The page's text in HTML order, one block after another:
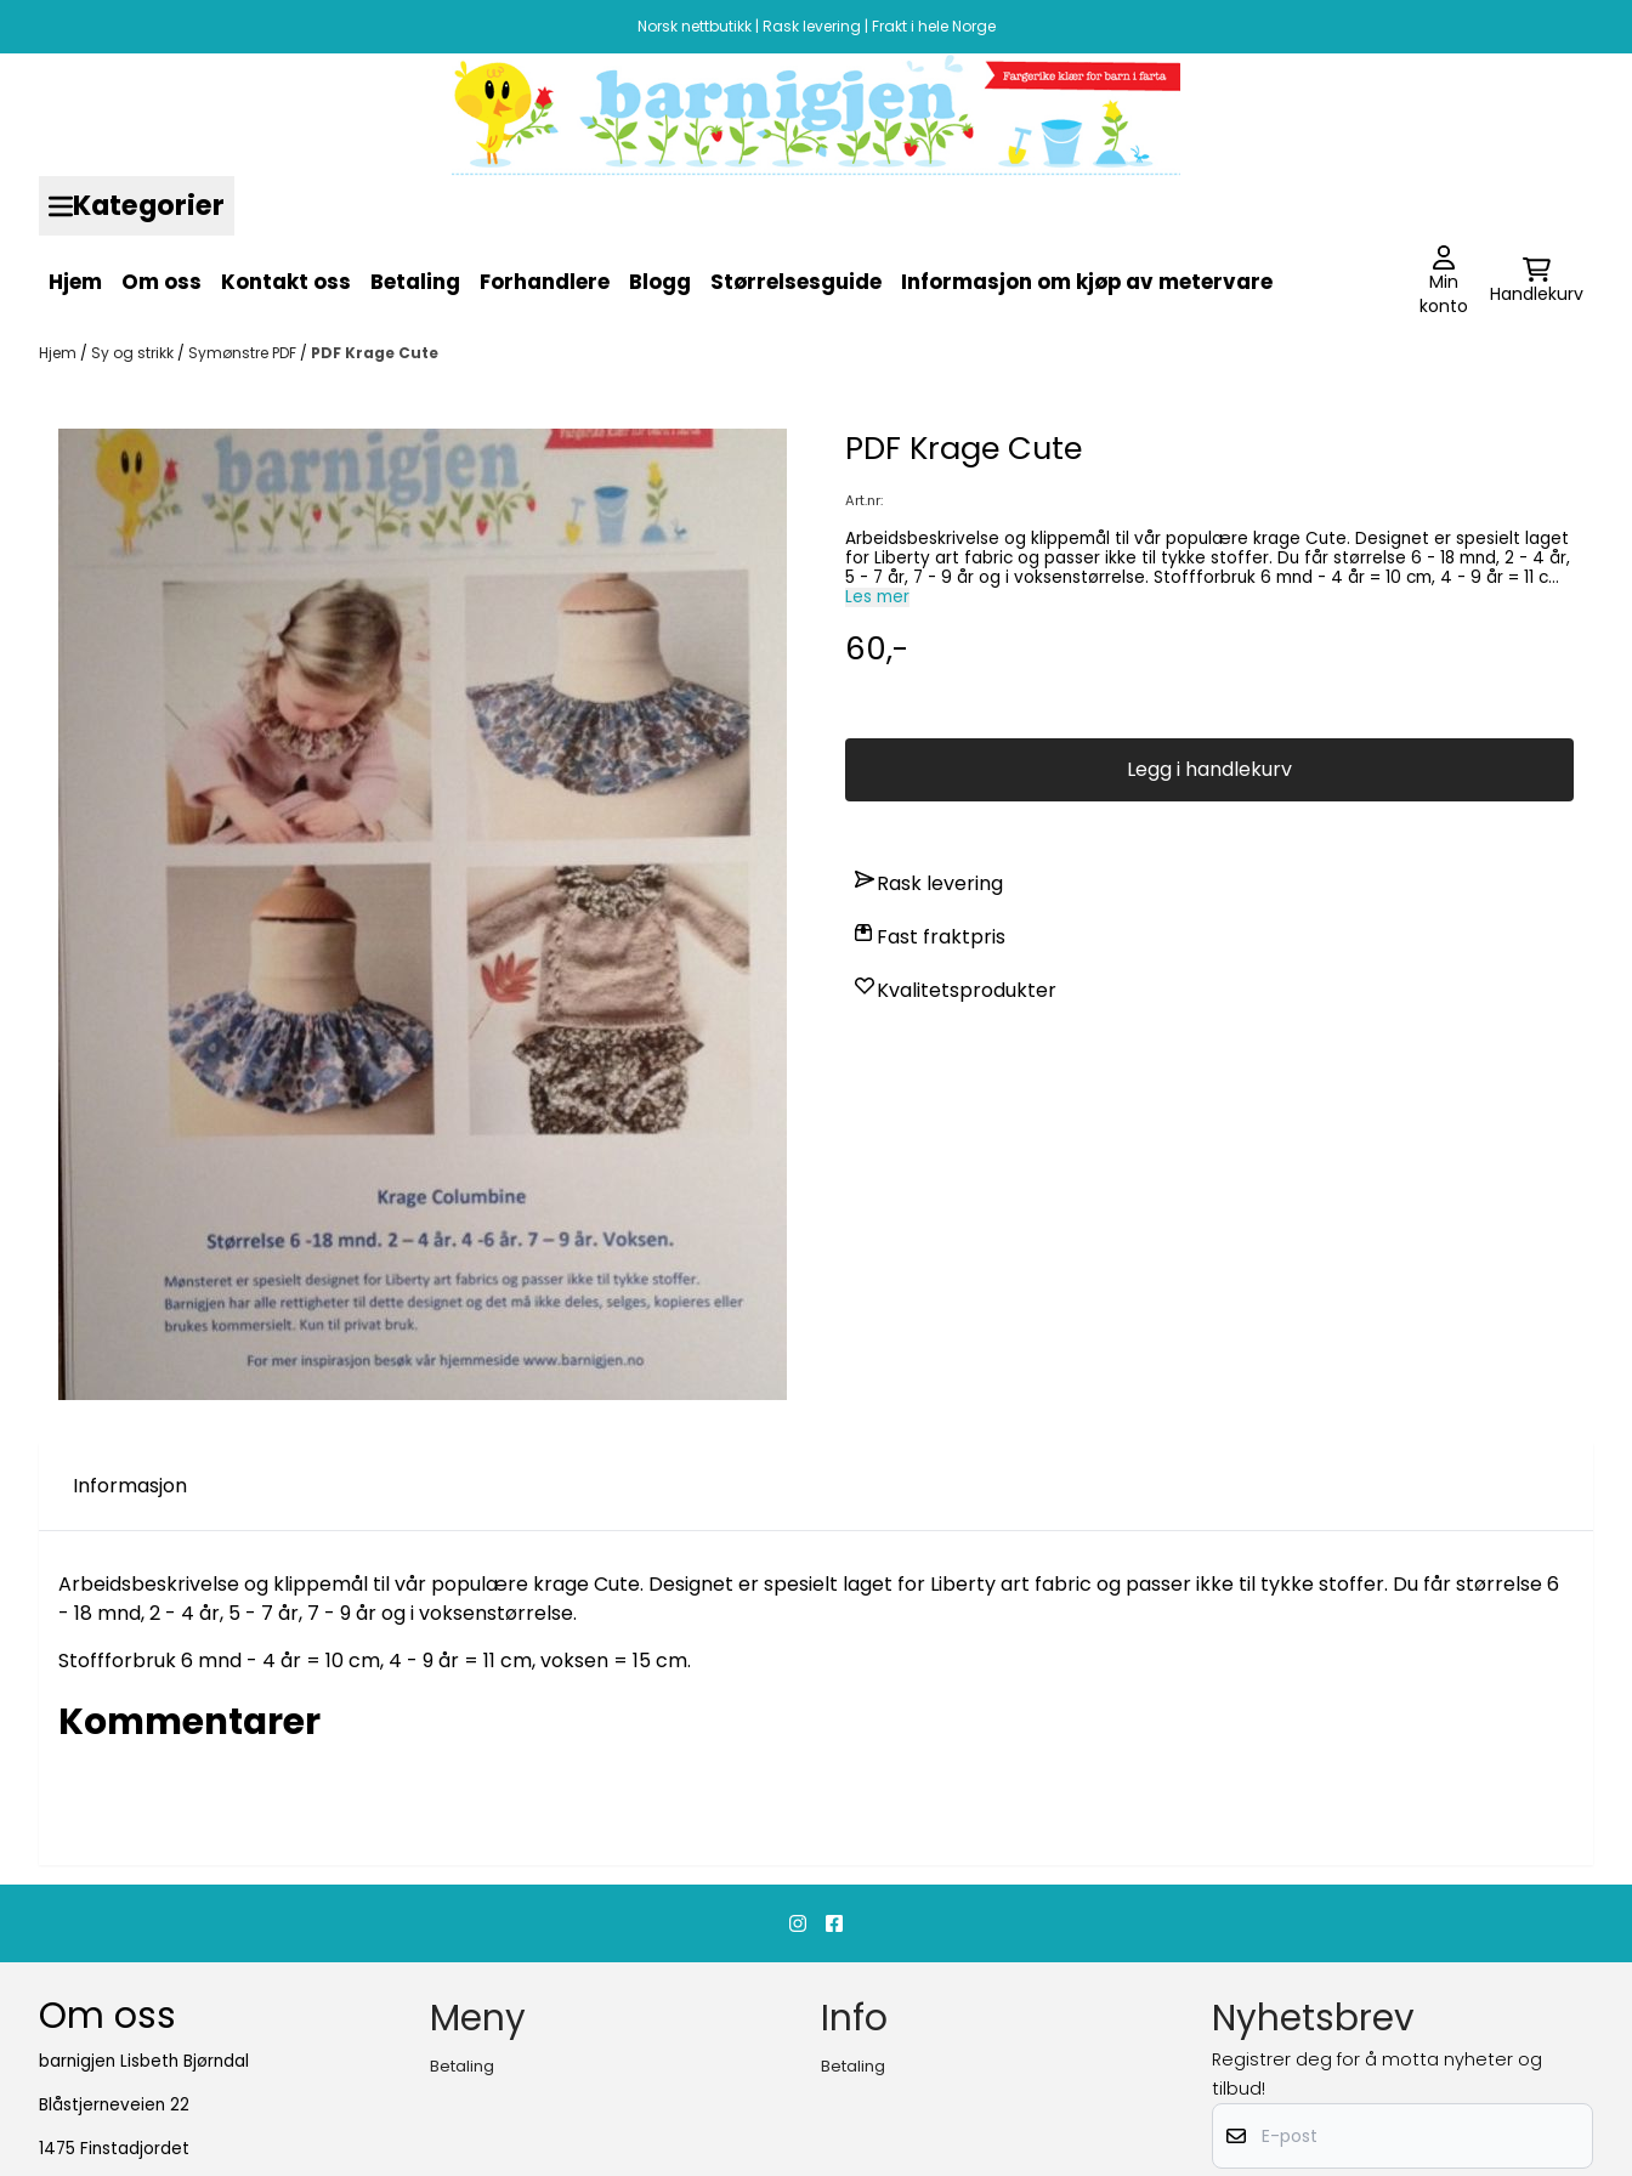
Norsk nettbutikk | Rask levering | Frakt i hele Norge
Kategorier
Hjem Om oss Kontakt oss Betaling Forhandlere Blogg Størrelsesguide Informasjon om kjøp av metervare
Min
konto
Handlekurv
Hjem / Sy og strikk / Symønstre PDF / PDF Krage Cute
PDF Krage Cute
Art.nr:
Arbeidsbeskrivelse og klippemål til vår populære krage Cute. Designet er spesielt laget
for Liberty art fabric og passer ikke til tykke stoffer. Du får størrelse 6 - 18 mnd, 2 - 4 år,
5 - 7 år, 7 - 9 år og i voksenstørrelse. Stoffforbruk 6 mnd - 4 år = 10 cm, 4 - 9 år = 11 cm,
voksen = 15 cm.
Les mer
60,-
Legg i handlekurv
Rask levering
Fast fraktpris
Kvalitetsprodukter
Informasjon
Arbeidsbeskrivelse og klippemål til vår populære krage Cute. Designet er spesielt laget for Liberty art fabric og passer ikke til tykke stoffer. Du får størrelse 6
- 18 mnd, 2 - 4 år, 5 - 7 år, 7 - 9 år og i voksenstørrelse.
Stoffforbruk 6 mnd - 4 år = 10 cm, 4 - 9 år = 11 cm, voksen = 15 cm.
Kommentarer
Om oss
barnigjen Lisbeth Bjørndal
Blåstjerneveien 22
1475 Finstadjordet
Meny
Betaling
Info
Betaling
Nyhetsbrev
Registrer deg for å motta nyheter og
tilbud!
E-post